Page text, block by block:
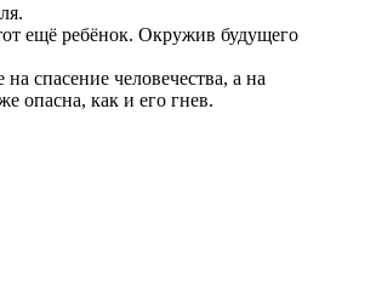
ещё ребёнок. Окружив будущего
спасение человечества, а на
опасна, как и его гнев.